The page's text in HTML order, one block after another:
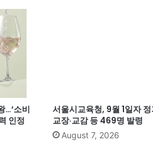
…‘소비
인정
서울시교육청, 9월 1일자
교장·교감 등 469명 발령
August 7, 2026